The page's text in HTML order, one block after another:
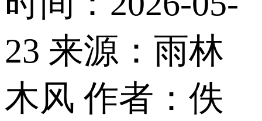
23 来源：雨林
木风 作者：佚